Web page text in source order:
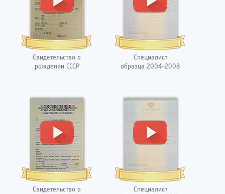
Свидетельство о
рождении СССР
Специалист
образца 2004-2008
Свидетельство о
Специалист